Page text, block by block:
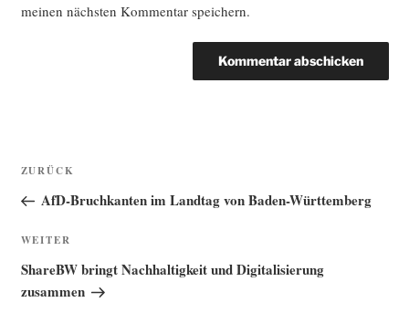
meinen nächsten Kommentar speichern.
Beitragsnavigation
Vorheriger
Beitrag
ZURÜCK
AfD-Bruchkanten im Landtag von Baden-Württemberg
Nächster
Beitrag
WEITER
ShareBW bringt Nachhaltigkeit und Digitalisierung
zusammen